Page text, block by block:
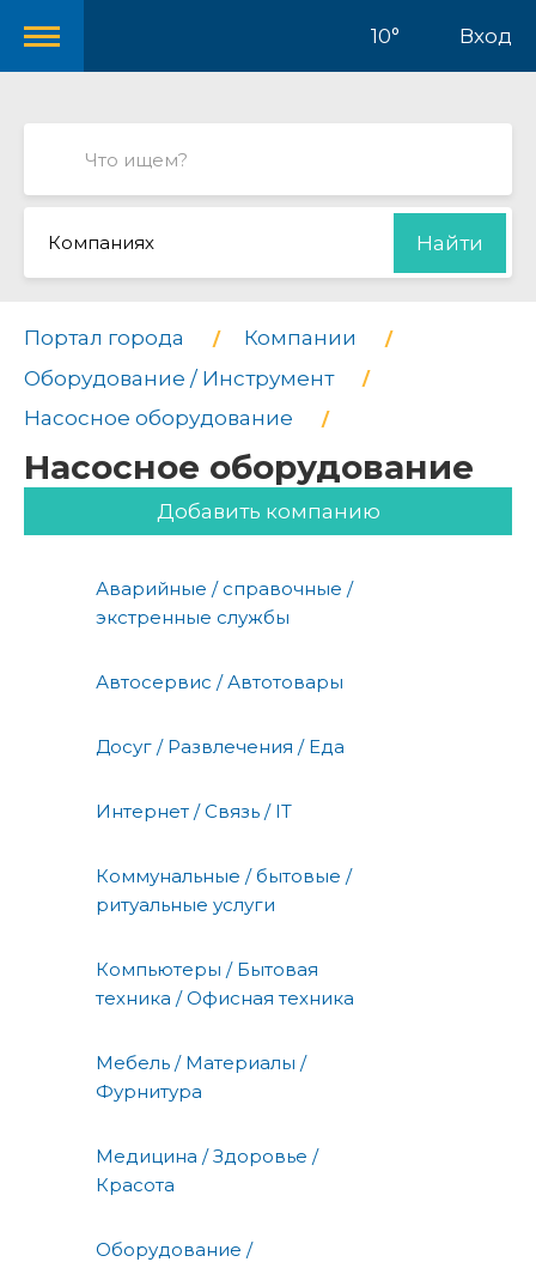
10° Вход
Компаниях Найти
Портал города
Компании
Оборудование / Инструмент
Насосное оборудование
Насосное оборудование
Добавить компанию
Аварийные / справочные /
экстренные службы
Автосервис / Автотовары
Досуг / Развлечения / Еда
Интернет / Связь / IT
Коммунальные / бытовые /
ритуальные услуги
Компьютеры / Бытовая
техника / Офисная техника
Мебель / Материалы /
Фурнитура
Медицина / Здоровье /
Красота
Оборудование /